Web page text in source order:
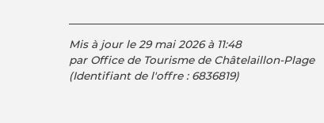
Mis à jour le 29 mai 2026 à 11:48
par Office de Tourisme de Châtelaillon-Plage
(Identifiant de l'offre : 6836819)